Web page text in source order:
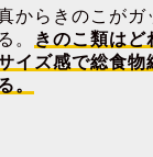
からきのこがガ
。
きのこ類はど
イズ感で総食
。